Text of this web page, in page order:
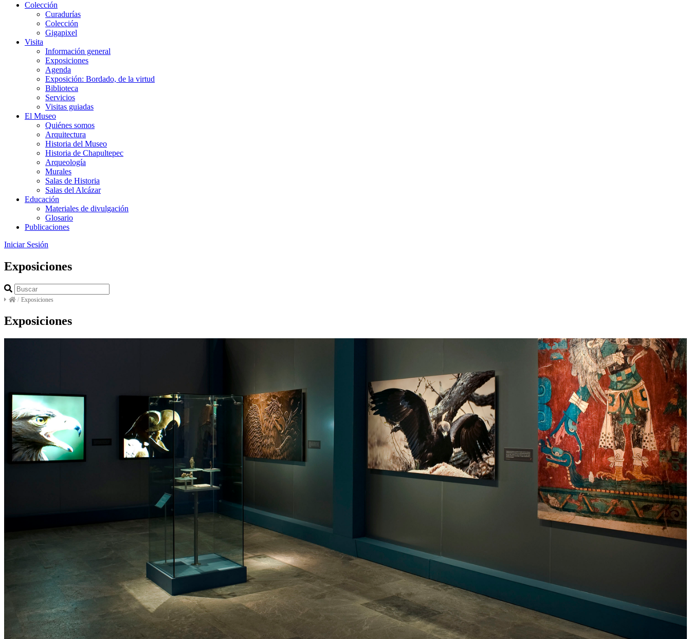
Colección
Curadurías
Colección
Gigapixel
Visita
Información general
Exposiciones
Agenda
Exposición: Bordado, de la virtud
Biblioteca
Servicios
Visitas guiadas
El Museo
Quiénes somos
Arquitectura
Historia del Museo
Historia de Chapultepec
Arqueología
Murales
Salas de Historia
Salas del Alcázar
Educación
Materiales de divulgación
Glosario
Publicaciones
Iniciar Sesión
Exposiciones
/ Exposiciones
Exposiciones